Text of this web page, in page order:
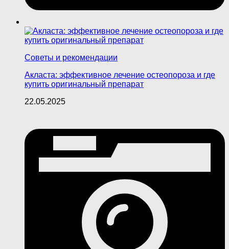
Советы и рекомендации
Акласта: эффективное лечение остеопороза и где
купить оригинальный препарат
22.05.2025